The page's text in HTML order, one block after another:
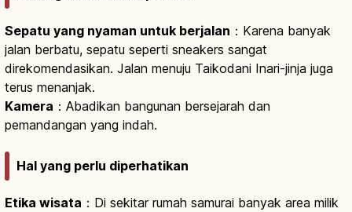
Sepatu yang nyaman untuk berjalan ：Karena banyak
jalan berbatu, sepatu seperti sneakers sangat
direkomendasikan. Jalan menuju Taikodani Inari-jinja juga
terus menanjak.
Kamera ：Abadikan bangunan bersejarah dan
pemandangan yang indah.
Hal yang perlu diperhatikan
Etika wisata ：Di sekitar rumah samurai banyak area milik